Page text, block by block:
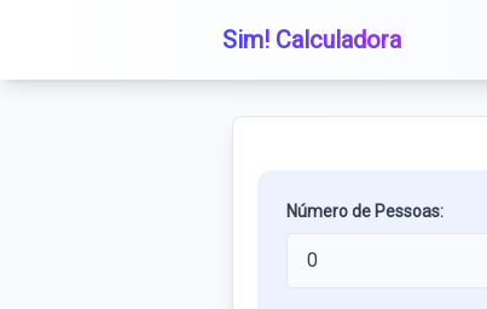
Sim! Calculadora
Número de Pessoas: